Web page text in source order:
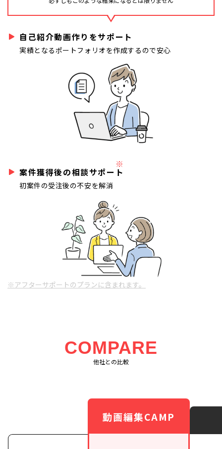
自己紹介動画作りをサポート
実績となるポートフォリオを作成するので安心
案件獲得後の相談サポート
※
初案件の受注後の不安を解消
※アフターサポートのプランに含まれます。
COMPARE
他社との比較
動画編集CAMP